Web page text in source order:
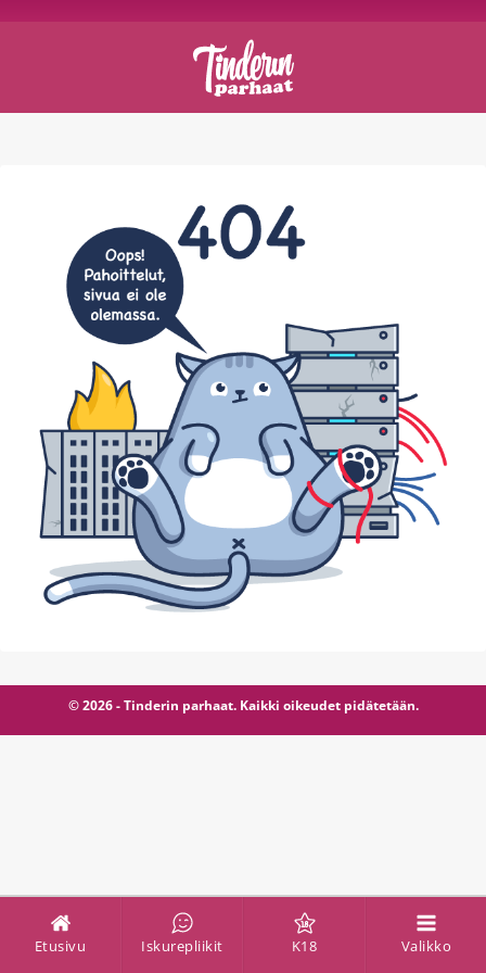
Etusivu Iskurepliikit K18 Valikko
© 2026 - Tinderin parhaat. Kaikki oikeudet pidätetään.